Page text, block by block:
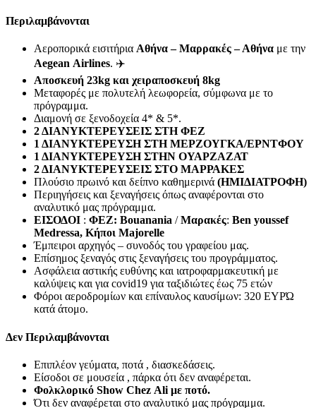
Περιλαμβάνονται
Αεροπορικά εισιτήρια Αθήνα – Μαρρακές – Αθήνα με την
Aegean Airlines. ✈️
Αποσκευή 23kg και χειραποσκευή 8kg
Μεταφορές με πολυτελή λεωφορεία, σύμφωνα με το
πρόγραμμα.
Διαμονή σε ξενοδοχεία 4* & 5*.
2 ΔΙΑΝΥΚΤΕΡΕΥΣΕΙΣ ΣΤΗ ΦΕΖ
1 ΔΙΑΝΥΚΤΕΡΕΥΣΗ ΣΤΗ ΜΕΡΖΟΥΓΚΑ/ΕΡΝΤΦΟΥ
1 ΔΙΑΝΥΚΤΕΡΕΥΣΗ ΣΤΗΝ ΟΥΑΡΖΑΖΑΤ
2 ΔΙΑΝΥΚΤΕΡΕΥΣΕΙΣ ΣΤΟ ΜΑΡΡΑΚΕΣ
Πλούσιο πρωινό και δείπνο καθημερινά (ΗΜΙΔΙΑΤΡΟΦΗ)
Περιηγήσεις και ξεναγήσεις όπως αναφέρονται στο
αναλυτικό μας πρόγραμμα.
ΕΙΣΟΔΟΙ : ΦΕΖ: Bouanania /Μαρακές: Ben youssef
Medressa, Κήποι Majorelle
Έμπειροι αρχηγός – συνοδός του γραφείου μας.
Επίσημος ξεναγός στις ξεναγήσεις του προγράμματος.
Ασφάλεια αστικής ευθύνης και ιατροφαρμακευτική με
καλύψεις και για covid19 για ταξιδιώτες έως 75 ετών
Φόροι αεροδρομίων και επίναυλος καυσίμων: 320 ΕΥΡΏ
κατά άτομο.
Δεν Περιλαμβάνονται
Επιπλέον γεύματα, ποτά , διασκεδάσεις.
Είσοδοι σε μουσεία , πάρκα ότι δεν αναφέρεται.
Φολκλορικό Show Chez Ali με ποτό.
Ότι δεν αναφέρεται στο αναλυτικό μας πρόγραμμα.